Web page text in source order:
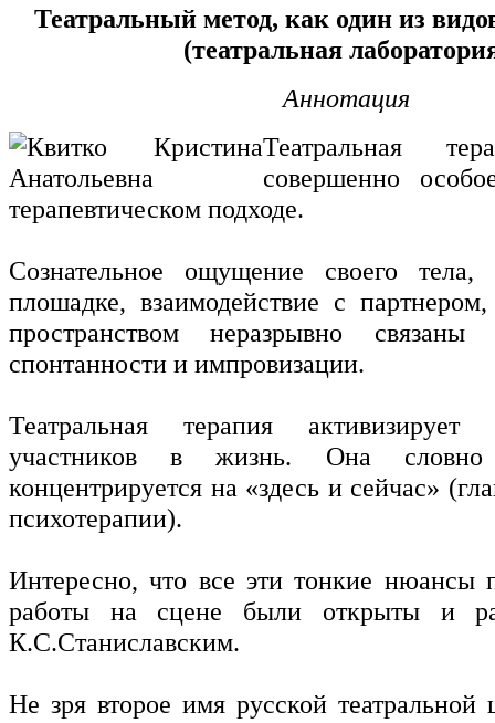
Театральный метод, как один из
(театральная
Аннотация
Театральная
совершенно
терапевтическом подходе.
Сознательное ощущение своего тела,
плошадке, взаимодействие с
пространством неразрывно связаны
спонтанности и импровизации.
Театральная терапия активизирует
участников в жизнь. Она словно
концентрируется на «здесь и сейчас»
психотерапии).
Интересно, что все эти тонкие нюансы
работы на сцене были открыты и
К.С.Станиславским.
Не зря второе имя русской